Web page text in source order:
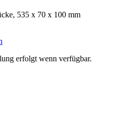
erfolgt wenn verfügbar.